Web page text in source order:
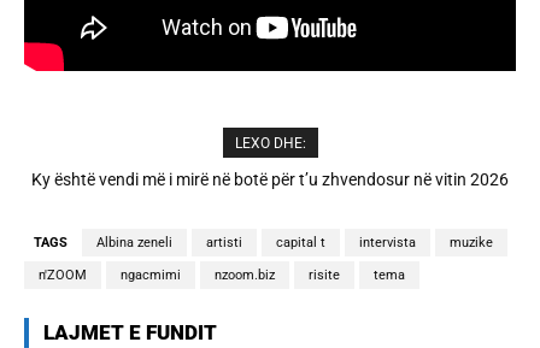
LEXO DHE:
A është prishur miqësia mes Selin dhe Kristit? Veprimi i fundit i ish-
TAGS Albina zeneli artisti capital t intervista muzike
n'ZOOM ngacmimi nzoom.biz risite tema
LAJMET E FUNDIT